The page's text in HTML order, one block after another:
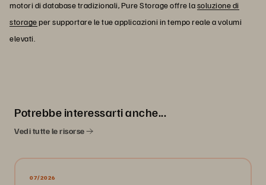
motori di database tradizionali, Pure Storage offre lasoluzione di
storageper supportare le tue applicazioni in tempo reale a volumi
elevati.
Potrebbe interessarti anche...
Vedi tutte le risorse
07/2026